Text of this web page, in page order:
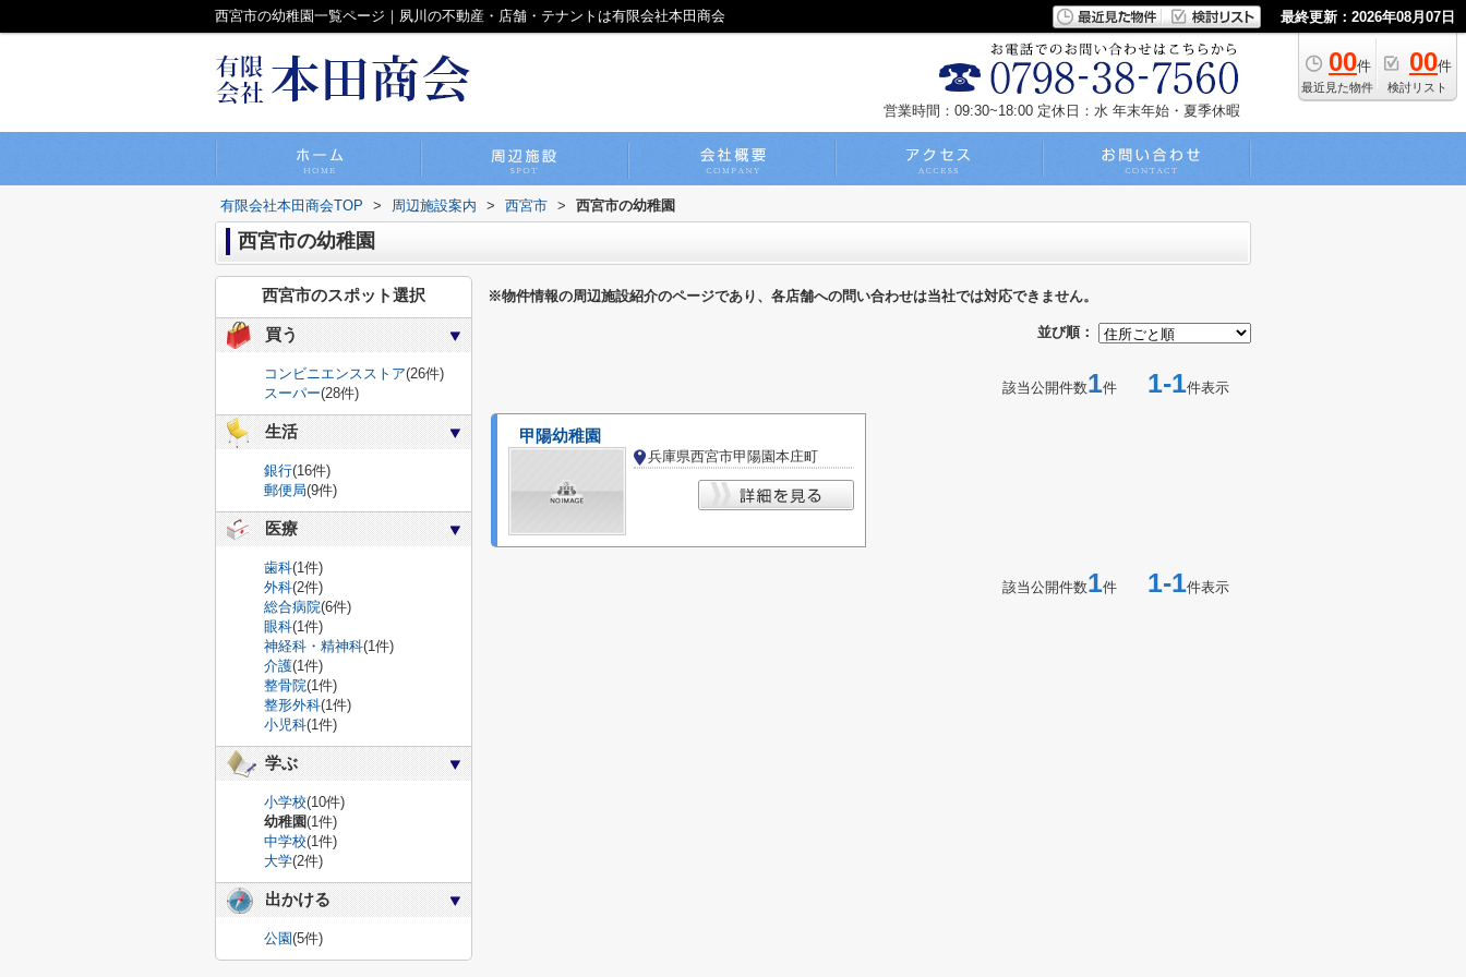
西宮市の幼稚園一覧ページ｜夙川の不動産・店舗・テナントは有限会社本田商会 最終更新：2026年08月07日
00件
最近見た物件
00件
検討リスト
営業時間：09:30~18:00 定休日：水 年末年始・夏季休暇
有限会社本田商会TOP > 周辺施設案内 > 西宮市 > 西宮市の幼稚園
西宮市の幼稚園
※物件情報の周辺施設紹介のページであり、各店舗への問い合わせは当社では対応できません。
並び順：
該当公開件数1件 1-1件表示
甲陽幼稚園
兵庫県西宮市甲陽園本庄町
該当公開件数1件 1-1件表示
西宮市のスポット選択
買う
コンビニエンスストア(26件)
スーパー(28件)
生活
銀行(16件)
郵便局(9件)
医療
歯科(1件)
外科(2件)
総合病院(6件)
眼科(1件)
神経科・精神科(1件)
介護(1件)
整骨院(1件)
整形外科(1件)
小児科(1件)
学ぶ
小学校(10件)
幼稚園(1件)
中学校(1件)
大学(2件)
出かける
公園(5件)